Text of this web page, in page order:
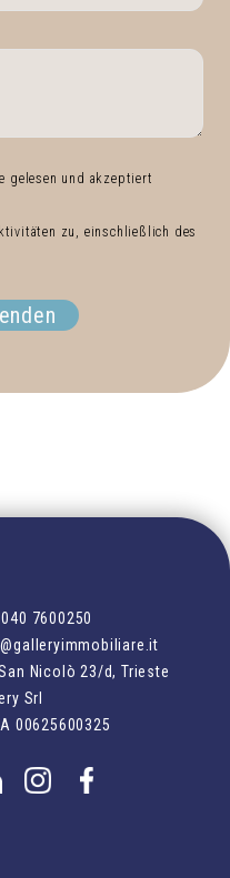
gelesen und akzeptiert
zu, einschließlich des
7600250
Nicolò 23/d, Trieste
Srl
00625600325